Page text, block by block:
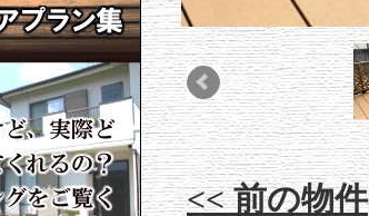
<< 前の物件